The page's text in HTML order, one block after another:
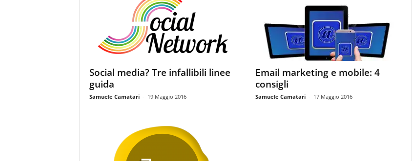
Social media? Tre infallibili linee
guida
Samuele Camatari - 19 Maggio 2016
Email marketing e mobile: 4
consigli
Samuele Camatari - 17 Maggio 2016